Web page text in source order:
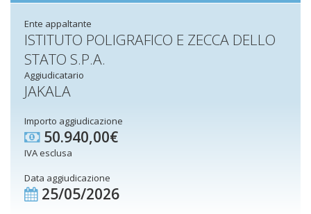
Ente appaltante
ISTITUTO POLIGRAFICO E ZECCA DELLO
STATO S.P.A.
Aggiudicatario
JAKALA
Importo aggiudicazione
50.940,00€
IVA esclusa
Data aggiudicazione
25/05/2026